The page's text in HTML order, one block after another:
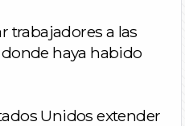
trabajadores a las
haya habido
Unidos extender